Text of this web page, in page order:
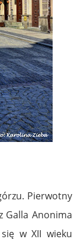
Pierwotny
Galla Anonima
w XII wieku